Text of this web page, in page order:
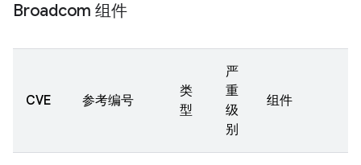
Broadcom 组件
CVE 参考编号
类
型
严
重
级
别
组件